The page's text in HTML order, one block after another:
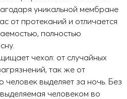
уникальной мембране
от протеканий и отличается
полностью
чехол: от случайных
так же от
человек выделяет за ночь. Без
человеком во